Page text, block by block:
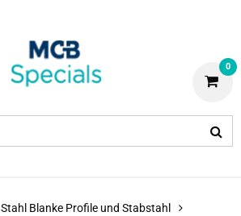
0
Stahl Blanke Profile und Stabstahl